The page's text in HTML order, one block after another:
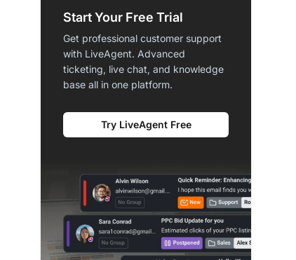
Start Your Free Trial
Get professional customer support
with LiveAgent. Advanced
ticketing, live chat, and knowledge
base all in one platform.
Try LiveAgent Free